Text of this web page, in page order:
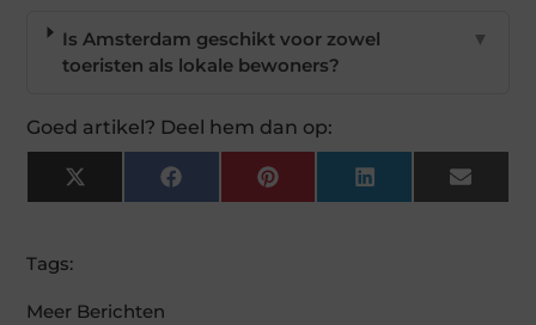
Is Amsterdam geschikt voor zowel
toeristen als lokale bewoners?
▼
Goed artikel? Deel hem dan op:
X
(Twitter)
FacebookPinterest LinkedIn Email
Tags:
Meer Berichten